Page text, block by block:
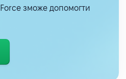
зможе допомогти